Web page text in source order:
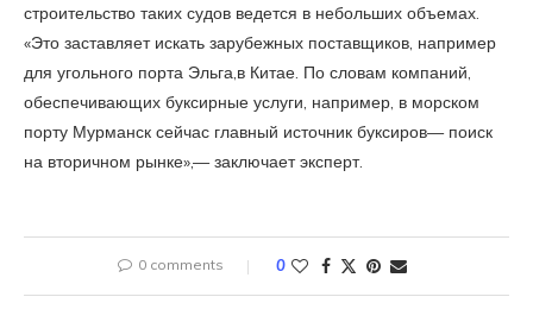
строительство таких судов ведется в небольших объемах.
«Это заставляет искать зарубежных поставщиков, например
для угольного порта Эльга,в Китае. По словам компаний,
обеспечивающих буксирные услуги, например, в морском
порту Мурманск сейчас главный источник буксиров— поиск
на вторичном рынке»,— заключает эксперт.
0 comments 0